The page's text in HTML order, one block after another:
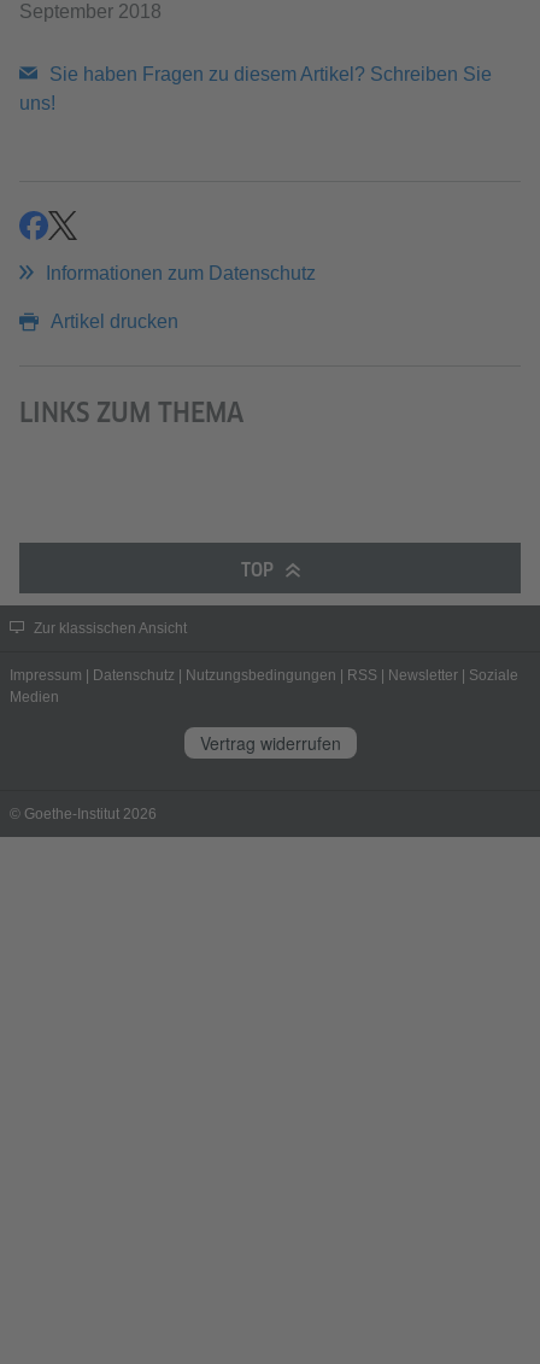
September 2018
Sie haben Fragen zu diesem Artikel? Schreiben Sie
uns!
teilenteilen
Informationen zum Datenschutz
Artikel drucken
LINKS ZUM THEMA
TOP
Zur klassischen Ansicht
Impressum Datenschutz Nutzungsbedingungen RSS Newsletter
Soziale
Medien
Vertrag widerrufen
© Goethe-Institut 2026